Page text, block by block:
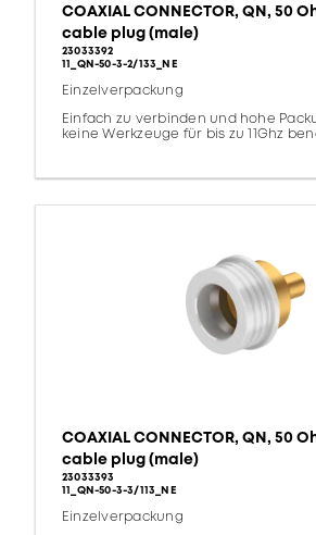
COAXIAL CONNECTOR, QN, 50
cable plug (male)
23033392
11_QN-50-3-2/133_NE
Einzelverpackung
Einfach zu verbinden und hohe
keine Werkzeuge für bis zu 11Ghz
COAXIAL CONNECTOR, QN, 50
cable plug (male)
23033393
11_QN-50-3-3/113_NE
Einzelverpackung